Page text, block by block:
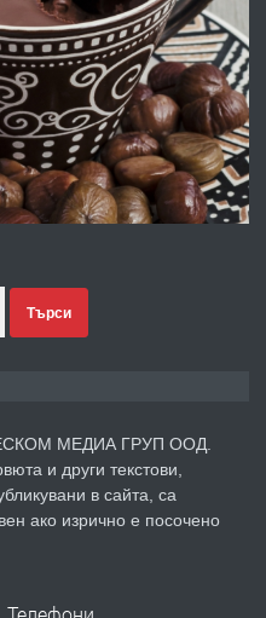
Офис под наем в кв.
Хасково-близо до
преди 2 дни
ТРИСТАЕН
преди 3 дни
НА МЕБЕЛИ.
Търси
ЕСКОМ МЕДИА ГРУП ООД.
и други текстови,
в сайта, са
ако изрично е посочено